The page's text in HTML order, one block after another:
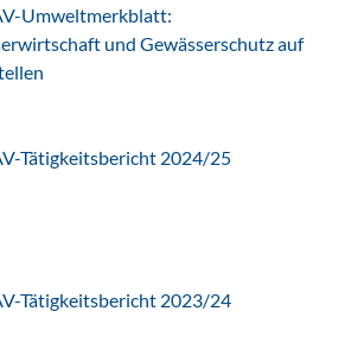
Umweltmerkblatt:
und Gewässerschutz auf
Tätigkeitsbericht 2024/25
Tätigkeitsbericht 2023/24